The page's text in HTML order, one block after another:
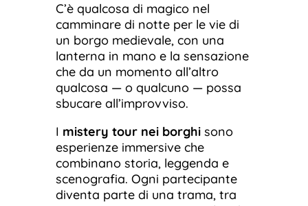
C’è qualcosa di magico nel
camminare di notte per le vie di
un borgo medievale, con una
lanterna in mano e la sensazione
che da un momento all’altro
qualcosa — o qualcuno — possa
sbucare all’improvviso.
I mistery tour nei borghisono
esperienze immersive che
combinano storia, leggenda e
scenografia. Ogni partecipante
diventa parte di una trama, tra